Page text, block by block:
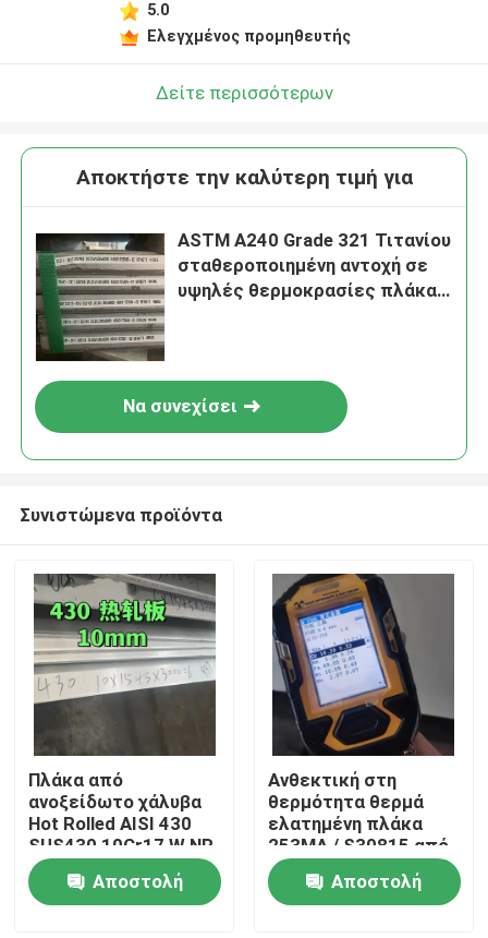
Σπίτι
Προϊόντα
5.0
Ελεγχμένος προμηθευτής
Δείτε περισσότερων
Αποκτήστε την καλύτερη τιμή για
ASTM A240 Grade 321 Τιτανίου
σταθεροποιημένη αντοχή σε
υψηλές θερμοκρασίες πλάκα
Να συνεχίσει
Συνιστώμενα προϊόντα
Πλάκα από
ανοξείδωτο χάλυβα
Hot Rolled AISI 430
SUS430 10Cr17 W.NR
1.4016 Επιφάνεια
NO.1 10*1500*6000
Αποστολή
Ανθεκτική στη
θερμότητα θερμά
ελατημένη πλάκα
253MA / S30815 από
ανοξείδωτο χάλυβα
με επιφάνεια
αλάτισης
Αποστολή